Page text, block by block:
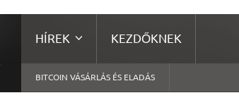
HÍREK KEZDŐKNEK
BITCOIN VÁSÁRLÁS ÉS ELADÁS